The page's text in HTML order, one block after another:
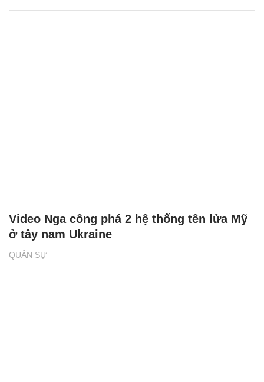
QUÂN SỰ
Video Nga công phá 2 hệ thống tên lửa Mỹ
ở tây nam Ukraine